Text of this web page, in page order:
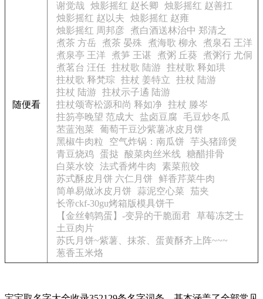
随便看
谢觉哉
烛影摇红 赵长卿
烛影摇红 赵善扛
烛影摇红 赵以夫
烛影摇红 赵雍
烛影摇红 周邦彦
煮白酒送林治中 郑清之
煮茶 方岳
煮茶 晏殊 煮海歌 柳永
煮泉石 王洋
煮泉亭 王洋
煮笋 王谌 煮粥 丘葵
煮粥行 尤侗
煮茗台 汪任 拄杖歌 陆游
拄杖歌 释如珙
拄杖歌 释梵琮
拄杖 姜特立
拄杖 陆游
拄杖 陆游
拄杖示子遹 陆游
拄杖颂寄松源和尚 释如净 拄杖 滕岑
拄笏亭晚望 范成大
盐卤豆腐
毛豆炒冬瓜
苤蓝泡菜
葡萄干豆沙紫薯冰皮月饼
黑椒牛肉粒
空气炸锅：南瓜饼
芋头猪蹄煲
青豆烧鸡 蛋挞 酸菜肉丝米线
糖醋排骨
白菜水饺
法式香烤牛肉
素菜煎饺
苏式酥皮月饼 六仁月饼
鲜香芹菜牛肉
简单易做冰皮月饼
蒜泥空心菜
茄夹
长帝ckf-30gu烤箱版模具饼干
【金丝鹌鹑蛋】-变异的干脆面君
草莓冻芝士
土豆肉片
苏氏月饼~紫薯、抹茶、蛋黄酥齐上阵~~~
葱香玉米烙